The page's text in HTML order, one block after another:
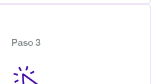
Paso 3